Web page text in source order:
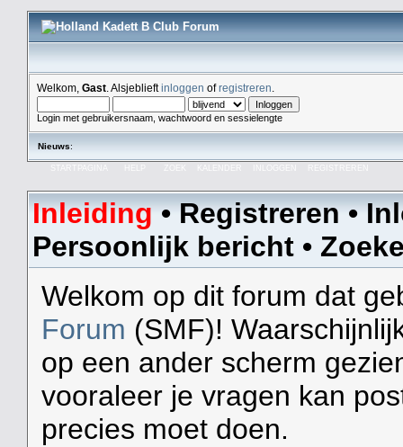
Welkom, Gast . Alsjeblieftinloggen ofregistreren
Login met gebruikersnaam, wachtwoord en sessielengte
Nieuws:
ZOEK
Inleiding•Registreren•
Persoonlijk bericht •
Welkom op dit forum dat
Forum (SMF)!
op een ander scherm
vooraleer je vragen kan
precies moet doen.